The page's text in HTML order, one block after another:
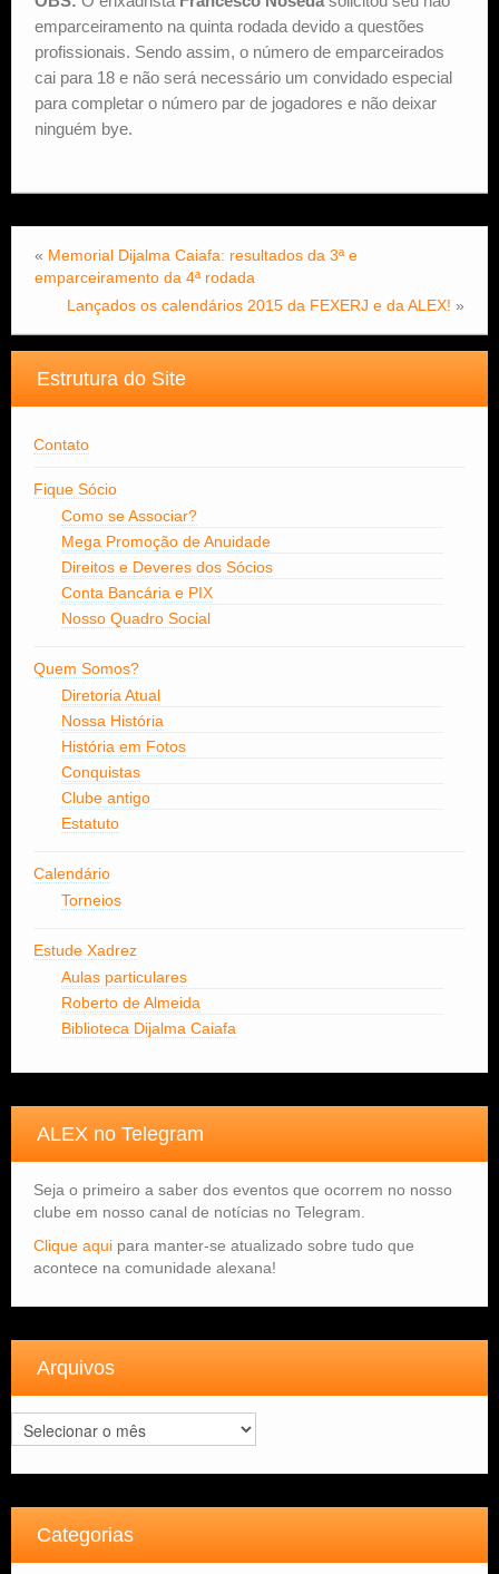
emparceiramento na quinta rodada devido a questões
profissionais. Sendo assim, o número de emparceirados
cai para 18 e não será necessário um convidado especial
para completar o número par de jogadores e não deixar
ninguém bye.
« Memorial Dijalma Caiafa: resultados da 3ª e
emparceiramento da 4ª rodada
Lançados os calendários 2015 da FEXERJ e da ALEX! »
Estrutura do Site
Contato
Fique Sócio
Como se Associar?
Mega Promoção de Anuidade
Direitos e Deveres dos Sócios
Conta Bancária e PIX
Nosso Quadro Social
Quem Somos?
Diretoria Atual
Nossa História
História em Fotos
Conquistas
Clube antigo
Estatuto
Calendário
Torneios
Estude Xadrez
Aulas particulares
Roberto de Almeida
Biblioteca Dijalma Caiafa
ALEX no Telegram
Seja o primeiro a saber dos eventos que ocorrem no nosso
clube em nosso canal de notícias no Telegram.
Clique aqui para manter-se atualizado sobre tudo que
acontece na comunidade alexana!
Arquivos
Arquivos
Categorias